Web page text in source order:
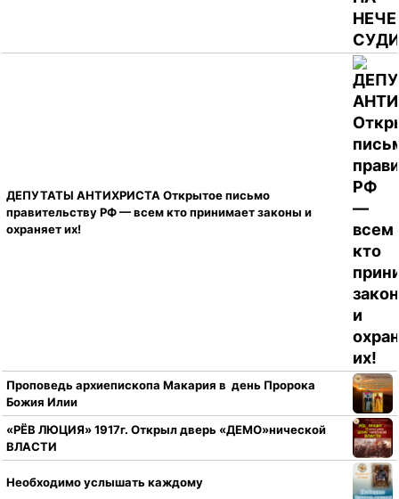
ДЕПУТАТЫ АНТИХРИСТА Открытое письмо
правительству РФ — всем кто принимает законы и
охраняет их!
Проповедь архиепископа Макария в день Пророка
Божия Илии
«РЁВ ЛЮЦИЯ» 1917г. Открыл дверь «ДЕМО»нической
ВЛАСТИ
Необходимо услышать каждому